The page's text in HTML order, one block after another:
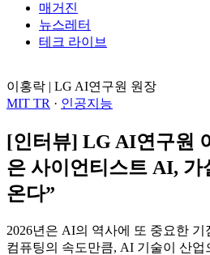
매거진
뉴스레터
테크 라이브
이홍락 | LG AI연구원 원장
MIT TR · 인공지능
[인터뷰] LG AI연구원
은 사이언티스트 AI, 가
온다”
2026년은 AI의 역사에 또 중요한
컴퓨팅의 속도만큼, AI 기술이 산업